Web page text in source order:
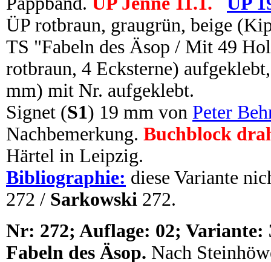
ÜP rotbraun, graugrün, beige
TS "Fabeln des Äsop / Mit 49
rotbraun, 4 Ecksterne)
mm) mit Nr. aufgeklebt.
Signet (S1) 19 mm von Peter
Nachbemerkung. Buchblock
Härtel in Leipzig.
Bibliographie: diese Variante
272 / Sarkowski 272.
Nr: 272; Auflage: 02; Variante:
Fabeln des Äsop. Nach